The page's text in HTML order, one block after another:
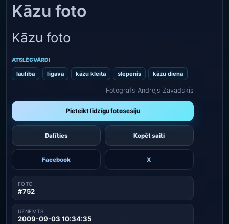
Kāzu foto
Kāzu foto
ATSLĒGVĀRDI
laulība līgava kāzu kleita slēpenis kāzu diena
Fotogrāfs Andrejs Zavadskis
Pieteikt līdzīgu fotosesiju
Dalīties Kopēt saiti
Facebook X
FOTO
#752
UZŅEMTS
2009-09-03 10:34:35